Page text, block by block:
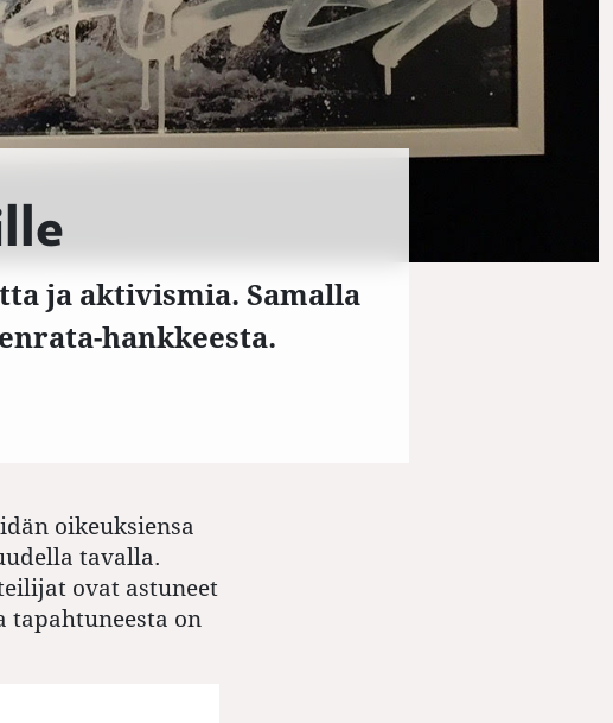
ja aktivismia. Samalla
hankkeesta.
oikeuksiensa
tavalla.
ovat astuneet
tapahtuneesta on